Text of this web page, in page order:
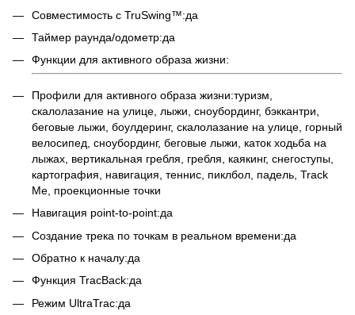
Совместимость с TruSwing™:да
Таймер раунда/одометр:да
Функции для активного образа жизни:
Профили для активного образа жизни:туризм,
скалолазание на улице, лыжи, сноубординг, бэккантри,
беговые лыжи, боулдеринг, скалолазание на улице, горный
велосипед, сноубординг, беговые лыжи, каток ходьба на
лыжах, вертикальная гребля, гребля, каякинг, снегоступы,
картография, навигация, теннис, пиклбол, падель, Track
Me, проекционные точки
Навигация point-to-point:да
Создание трека по точкам в реальном времени:да
Обратно к началу:да
Функция TracBack:да
Режим UltraTrac:да